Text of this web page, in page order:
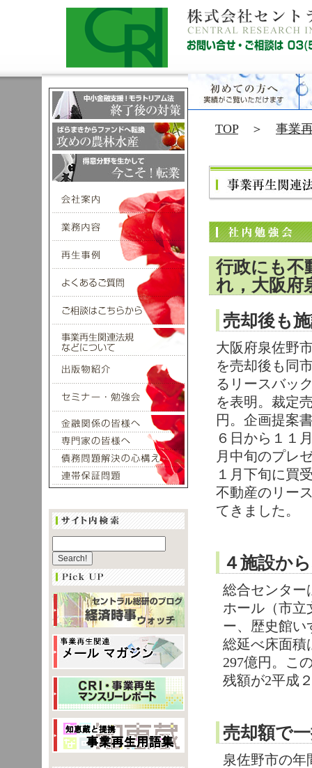
TOP＞ 事業
行政にも不
れ，大阪府
売却後も
大阪府泉佐野
を売却後も同
るリースバッ
を表明。裁定
円。企画提案
６日から１１
月中旬のプレ
１月下旬に買
不動産のリー
てきました。
４施設か
総合センター
ホール（市立
ー、歴史館い
総延べ床面積
297億円。こ
残額が2平成
売却額で
泉佐野市の年